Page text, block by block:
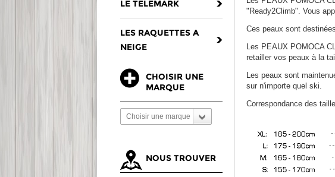
LE TELEMARK
LES RAQUETTES A
NEIGE
CHOISIR UNE
MARQUE
Choisir une marque
NOUS TROUVER
"Ready2Climb". Vous
Ces peaux sont
Les PEAUX POMOCA
retailler vos peaux à la
Les peaux sont
sur n'importe quel ski.
Correspondance des